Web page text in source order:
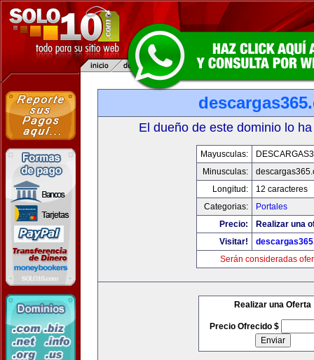
El dueño de este dominio lo
Mayusculas:
Minusculas:
Longitud:
12 caracteres
Categorias:
Portales
Precio:
Realizar una
Visitar!
Serán consideradas
Realizar una Oferta
Precio Ofrecido $